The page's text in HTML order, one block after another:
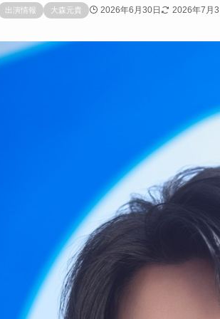
出演情報 大森元貴 2026年6月30日 2026年7月